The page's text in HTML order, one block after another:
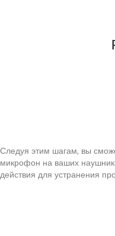
Следуя этим шагам, вы
микрофон на ваших
действия для устранения